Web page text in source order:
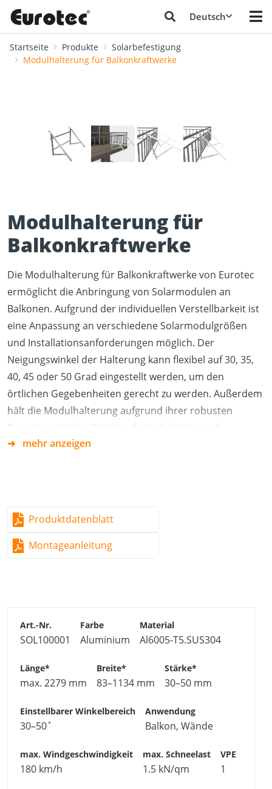
Deutsch
Startseite Produkte
Solarbefestigung
Modulhalterung für Balkonkraftwerke
Modulhalterung für
Balkonkraftwerke
Die Modulhalterung für Balkonkraftwerke von Eurotec
ermöglicht die Anbringung von Solarmodulen an
Balkonen. Aufgrund der individuellen Verstellbarkeit ist
eine Anpassung an verschiedene Solarmodulgrößen
und Installationsanforderungen möglich. Der
Neigungswinkel der Halterung kann flexibel auf 30, 35,
40, 45 oder 50 Grad eingestellt werden, um den
örtlichen Gegebenheiten gerecht zu werden. Außerdem
hält die Modulhalterung aufgrund ihrer robusten
Bauweise starken Windgeschwindigkeiten und
Schneelasten stand.
Manuell einstellbarer Neigungswinkel für mehr
Stromerzeugung
Geringes Gewicht und ansprechendes
*Diese Werte beziehen sich auf geeignete Solarmodule.
montiert werden kann.
mehr anzeigen
Produktdatenblatt
Montageanleitung
SOL100001 Aluminium Al6005-T5.SUS304
max. 2279 mm 83–1134 mm 30–50 mm
30–50˚ Balkon, Wände
180 km/h 1.5 kN/qm 1